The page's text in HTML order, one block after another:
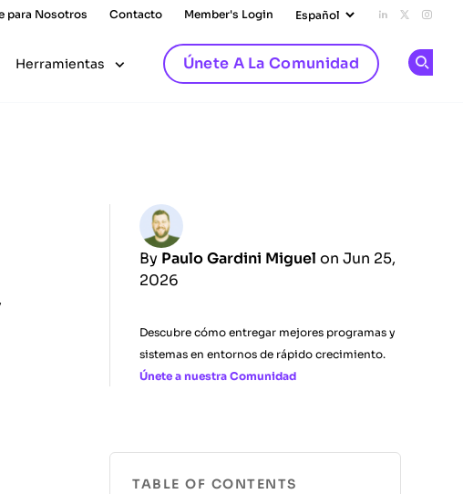
para Nosotros Contacto Member's Login Add us on
Follow
Herramientas Únete A La Comunidad
By Paulo Gardini Miguel on Jun 25,
2026
Descubre cómo entregar mejores programas y
sistemas en entornos de rápido crecimiento.
Únete a nuestra Comunidad
TABLE OF CONTENTS